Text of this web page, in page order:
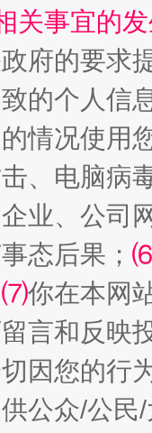
计划来了！等你上场
关事宜的
府的要求
的个人信
情况使用
、电脑病
业、公司
态后果；
⑺你在本网
言和反映
因您的行
公众/公